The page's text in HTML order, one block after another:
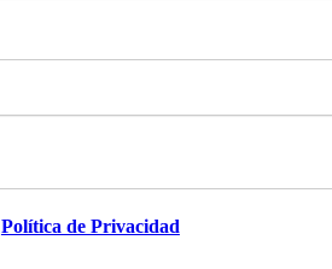
Política de Privacidad